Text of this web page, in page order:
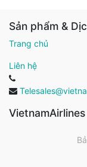
Sản phẩm &
Trang chủ
Liên hệ
VietnamAirlines